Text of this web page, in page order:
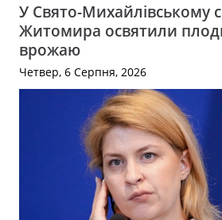
У Свято-Михайлівському
Житомира освятили
врожаю
Четвер, 6 Серпня, 2026